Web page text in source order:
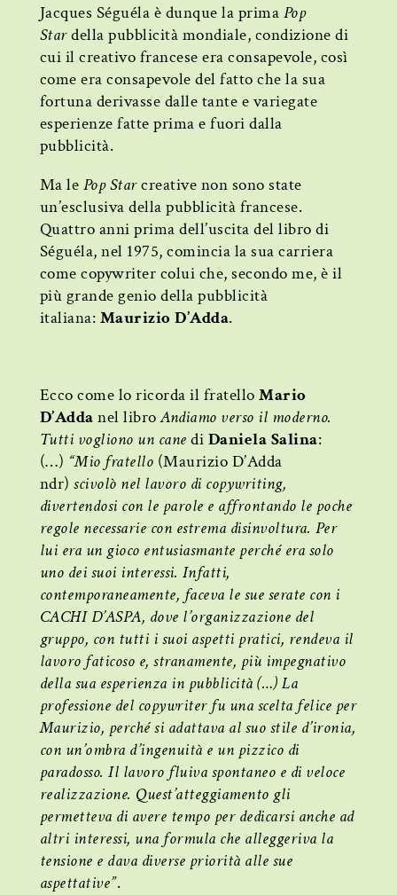
Jacques Séguéla è dunque la prima Pop
Stardella pubblicità mondiale, condizione di
cui il creativo francese era consapevole, così
come era consapevole del fatto che la sua
fortuna derivasse dalle tante e variegate
esperienze fatte prima e fuori dalla
pubblicità.
Ma le Pop Starcreative non sono state
un’esclusiva della pubblicità francese.
Quattro anni prima dell’uscita del libro di
Séguéla, nel 1975, comincia la sua carriera
come copywriter colui che, secondo me, è il
più grande genio della pubblicità
italiana: Maurizio D’Adda.
Ecco come lo ricorda il fratelloMario
D’Adda nel libroAndiamo verso il moderno.
Tutti vogliono un canedi Daniela Salina:
(…) “Mio fratello (Maurizio D’Adda
ndr)scivolò nel lavoro di copywriting,
divertendosi con le parole e affrontando le poche
regole necessarie con estrema disinvoltura. Per
lui era un gioco entusiasmante perché era solo
uno dei suoi interessi. Infatti,
contemporaneamente, faceva le sue serate con i
CACHI D’ASPA, dove l’organizzazione del
gruppo, con tutti i suoi aspetti pratici, rendeva il
lavoro faticoso e, stranamente, più impegnativo
della sua esperienza in pubblicità (…) La
professione del copywriter fu una scelta felice per
Maurizio, perché si adattava al suo stile d’ironia,
con un’ombra d’ingenuità e un pizzico di
paradosso. Il lavoro fluiva spontaneo e di veloce
realizzazione. Quest’atteggiamento gli
permetteva di avere tempo per dedicarsi anche ad
altri interessi, una formula che alleggeriva la
tensione e dava diverse priorità alle sue
aspettative”.